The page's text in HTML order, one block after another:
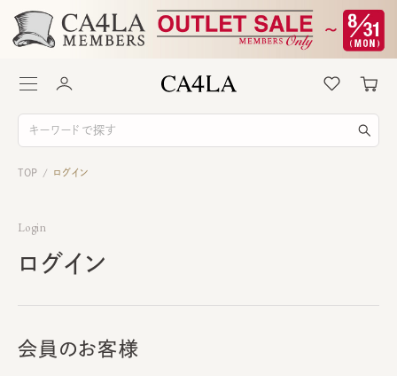
TOP / ログイン
Login
ログイン
会員のお客様